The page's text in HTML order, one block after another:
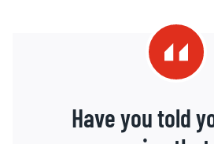
Have you told